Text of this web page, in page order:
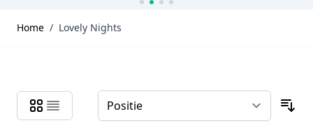
Home / Lovely Nights